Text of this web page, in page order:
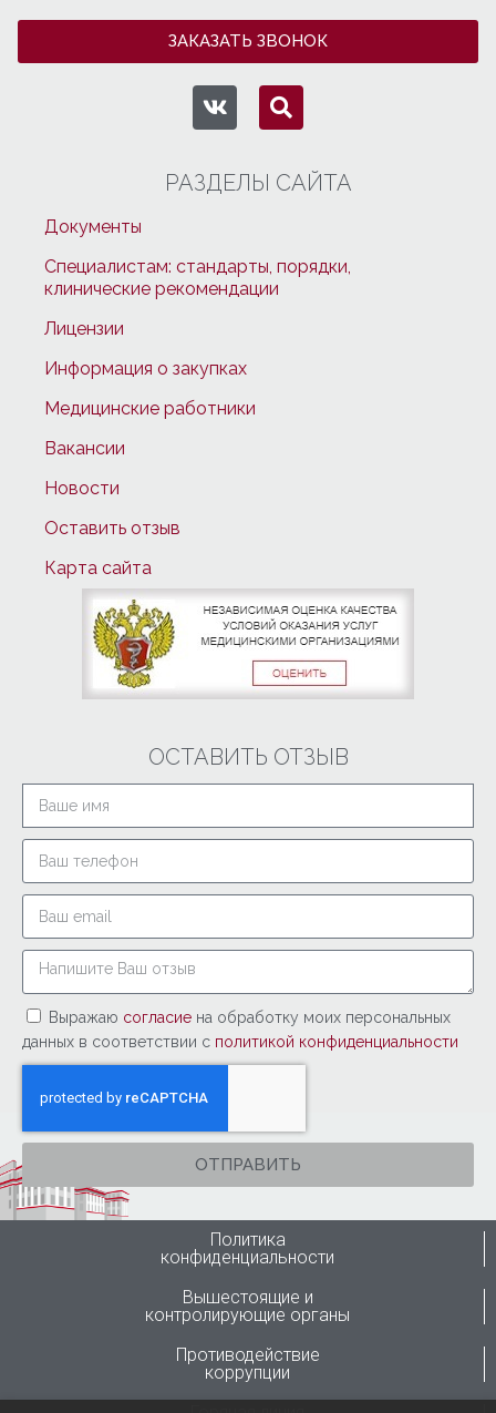
ЗАКАЗАТЬ ЗВОНОК
РАЗДЕЛЫ САЙТА
Документы
Специалистам: стандарты, порядки,
клинические рекомендации
Лицензии
Информация о закупках
Медицинские работники
Вакансии
Новости
Оставить отзыв
Карта сайта
ОСТАВИТЬ ОТЗЫВ
Выражаю согласие на обработку моих персональных
данных в соответствии с политикой конфиденциальности
ОТПРАВИТЬ
Политика
конфиденциальности
Вышестоящие и
контролирующие органы
Противодействие
коррупции